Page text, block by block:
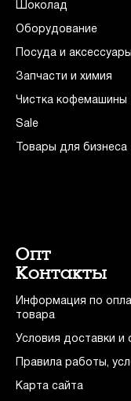
Шоколад
Оборудование
Посуда и аксессуары
Запчасти и химия
Чистка кофемашины
Sale
Товары для бизнеса
Опт
Контакты
Информация по
товара
Условия доставки и
Правила работы,
Карта сайта